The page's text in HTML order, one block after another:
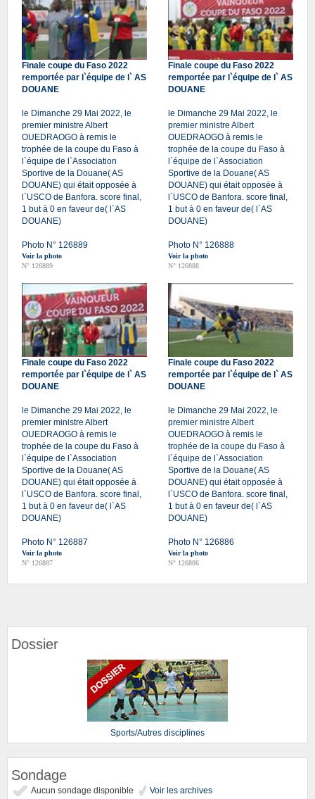
Finale coupe du Faso 2022
remportée par l`équipe de l` AS
DOUANE
le Dimanche 29 Mai 2022, le
premier ministre Albert
OUEDRAOGO à remis le
trophée de la coupe du Faso à
l`équipe de l`Association
Sportive de la Douane( AS
DOUANE) qui était opposée à
l`USCO de Banfora. score final,
1 but à 0 en faveur de( l`AS
DOUANE)
Photo N° 126889
Voir la photo
N° 126889
Finale coupe du Faso 2022
remportée par l`équipe de l` AS
DOUANE
le Dimanche 29 Mai 2022, le
premier ministre Albert
OUEDRAOGO à remis le
trophée de la coupe du Faso à
l`équipe de l`Association
Sportive de la Douane( AS
DOUANE) qui était opposée à
l`USCO de Banfora. score final,
1 but à 0 en faveur de( l`AS
DOUANE)
Photo N° 126888
Voir la photo
N° 126888
Finale coupe du Faso 2022
remportée par l`équipe de l` AS
DOUANE
le Dimanche 29 Mai 2022, le
premier ministre Albert
OUEDRAOGO à remis le
trophée de la coupe du Faso à
l`équipe de l`Association
Sportive de la Douane( AS
DOUANE) qui était opposée à
l`USCO de Banfora. score final,
1 but à 0 en faveur de( l`AS
DOUANE)
Photo N° 126887
Voir la photo
N° 126887
Finale coupe du Faso 2022
remportée par l`équipe de l` AS
DOUANE
le Dimanche 29 Mai 2022, le
premier ministre Albert
OUEDRAOGO à remis le
trophée de la coupe du Faso à
l`équipe de l`Association
Sportive de la Douane( AS
DOUANE) qui était opposée à
l`USCO de Banfora. score final,
1 but à 0 en faveur de( l`AS
DOUANE)
Photo N° 126886
Voir la photo
N° 126886
Dossier
Sports/Autres disciplines
Sondage
Aucun sondage disponible Voir les archives